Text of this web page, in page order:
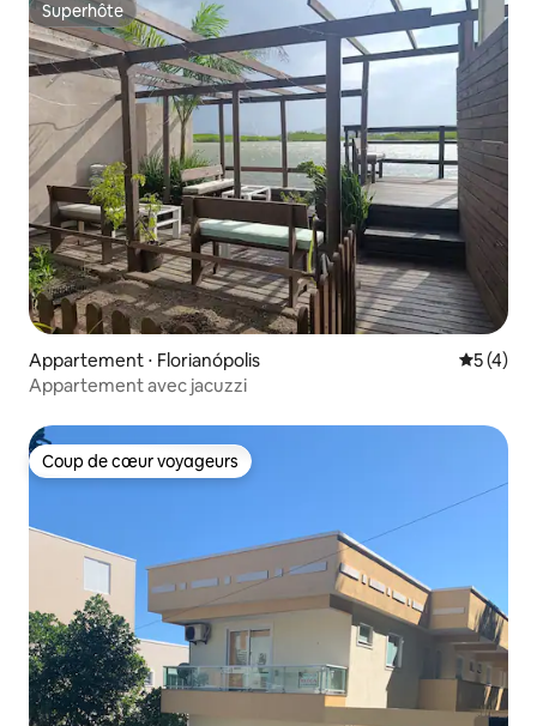
Superhôte
Superhôte
Appartement ⋅ Florianópolis
5 (4)
Appartement avec jacuzzi
Coup de cœur voyageurs
Coup de cœur voyageurs